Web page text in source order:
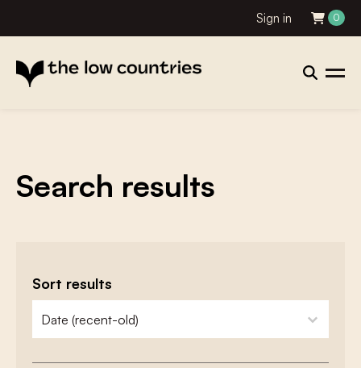
Sign in 0
Search results
Sort results
zoeken - sorteer
sort content